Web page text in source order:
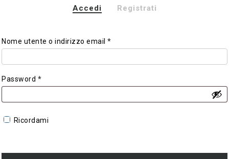
Accedi Registrati
Nome utente o indirizzo email*
Password *
Ricordami